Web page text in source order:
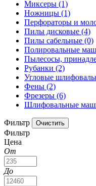
Миксеры (1)
Ножницы (1)
Перфораторы и
Пилы дисковые (4)
Пилы сабельные (0)
Полировальные
Пылесосы,
Рубанки (2)
Угловые
Фены (2)
Фрезеры (6)
Шлифовальные
Фильтр
Фильтр
Цена
От
До